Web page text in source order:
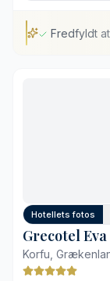
Fredfyldt
Hotellets fotos
Grecotel Eva
Korfu,